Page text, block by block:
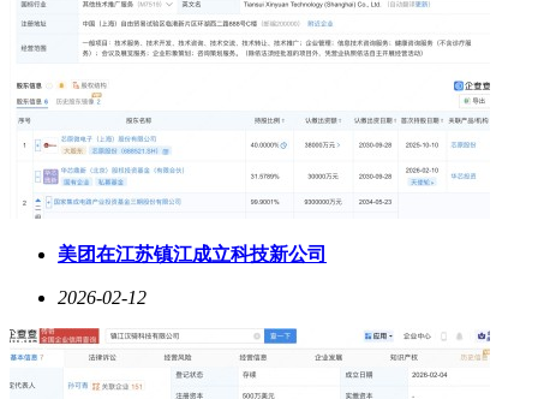
美团在江苏镇江成立科技新公司
2026-02-12